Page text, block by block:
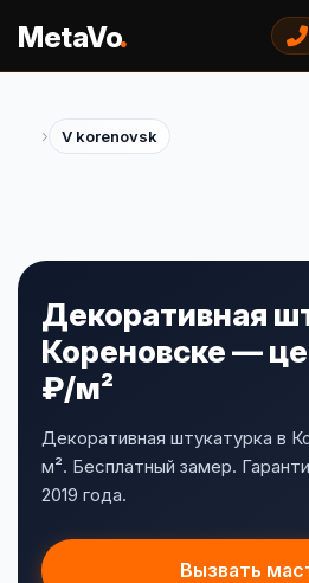
MetaVo.
› V korenovsk
Декоративная
Кореновске —
₽/м²
Декоративная штукатурка в
м². Бесплатный замер.
2019 года.
Вызвать